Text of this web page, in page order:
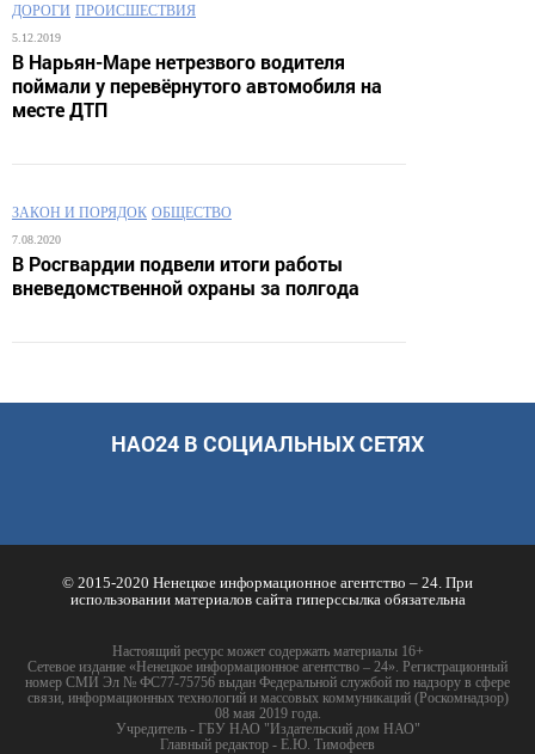
ДОРОГИ ПРОИСШЕСТВИЯ
5.12.2019
В Нарьян-Маре нетрезвого водителя
поймали у перевёрнутого автомобиля на
месте ДТП
ЗАКОН И ПОРЯДОК ОБЩЕСТВО
7.08.2020
В Росгвардии подвели итоги работы
вневедомственной охраны за полгода
НАО24 В СОЦИАЛЬНЫХ СЕТЯХ
© 2015-2020 Ненецкое информационное агентство – 24. При
использовании материалов сайта гиперссылка обязательна
Настоящий ресурс может содержать материалы 16+
Сетевое издание «Ненецкое информационное агентство – 24». Регистрационный
номер СМИ Эл № ФС77-75756 выдан Федеральной службой по надзору в сфере
связи, информационных технологий и массовых коммуникаций (Роскомнадзор)
08 мая 2019 года.
Учредитель - ГБУ НАО "Издательский дом НАО"
Главный редактор - Е.Ю. Тимофеев